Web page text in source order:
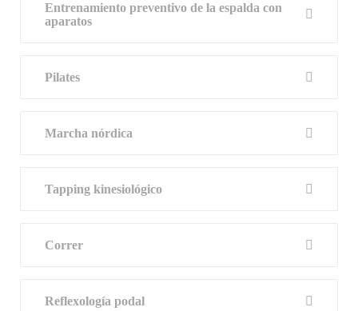
Entrenamiento preventivo de la espalda con
aparatos
Pilates
Marcha nórdica
Tapping kinesiológico
Correr
Reflexología podal